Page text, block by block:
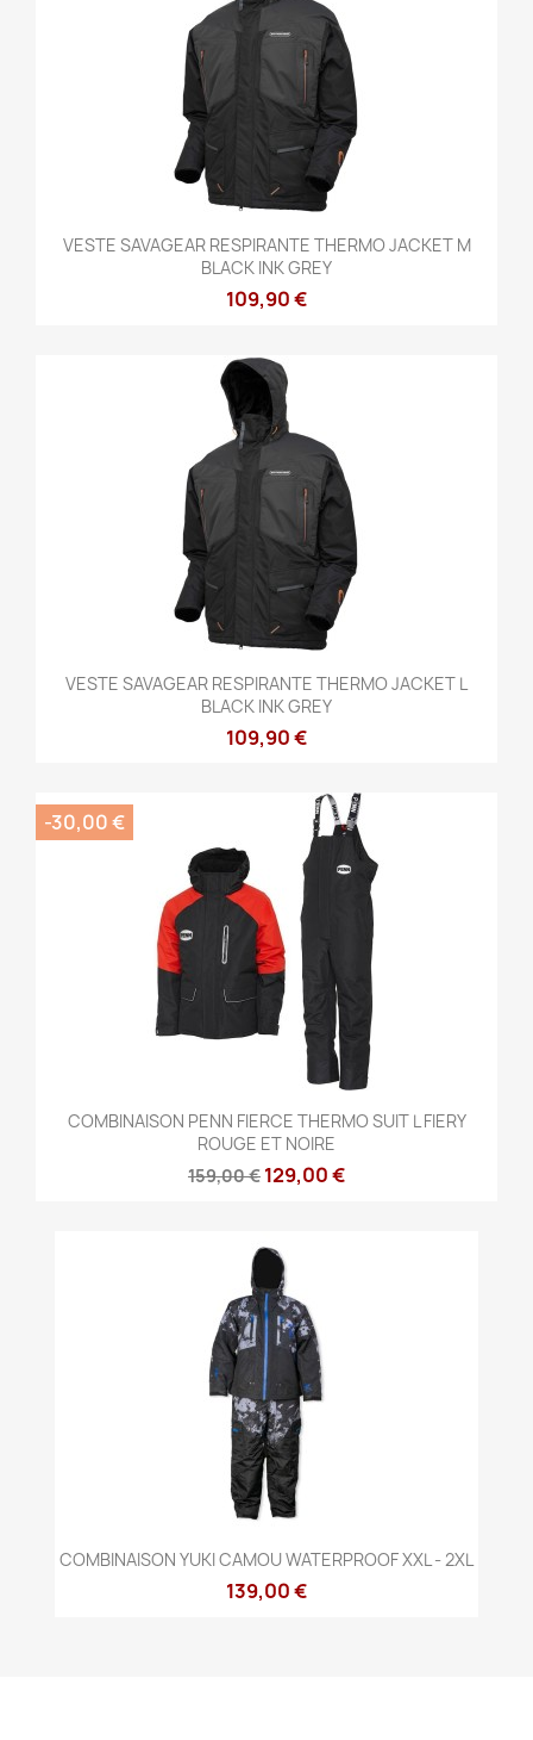
VESTE SAVAGEAR RESPIRANTE THERMO JACKET M
BLACK INK GREY
109,90 €
VESTE SAVAGEAR RESPIRANTE THERMO JACKET L
BLACK INK GREY
109,90 €
COMBINAISON PENN FIERCE THERMO SUIT L FIERY
ROUGE ET NOIRE
159,00 € 129,00 €
-30,00 €
COMBINAISON YUKI CAMOU WATERPROOF XXL - 2XL
139,00 €